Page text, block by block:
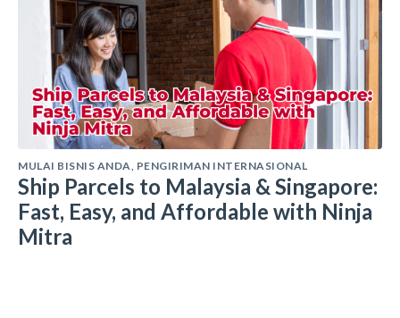
MULAI BISNIS ANDA PENGIRIMAN INTERNASIONAL
Ship Parcels to Malaysia & Singapore:
Fast, Easy, and Affordable with Ninja
Mitra